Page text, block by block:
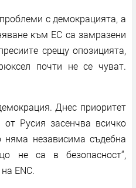
с демокрацията, а
към ЕС са замразени
срещу опозицията,
почти не се чуват.
Днес приоритет
от Русия засенчва всичко
независима съдебна
не са в безопасност“,
ENC.